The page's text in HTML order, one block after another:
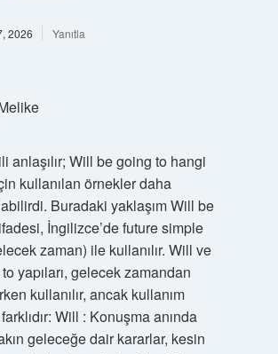
2026 Yanıtla
anlaşılır; Will be going to hangi
kullanılan örnekler daha
Buradaki yaklaşım Will be
İngilizce’de future simple
zaman) ile kullanılır. Will ve
yapıları, gelecek zamandan
kullanılır, ancak kullanım
Will : Konuşma anında
geleceğe dair kararlar, kesin